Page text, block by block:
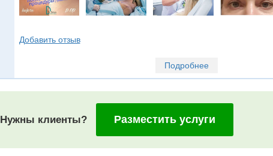
Добавить отзыв
Подробнее
Нужны клиенты? Разместить услуги